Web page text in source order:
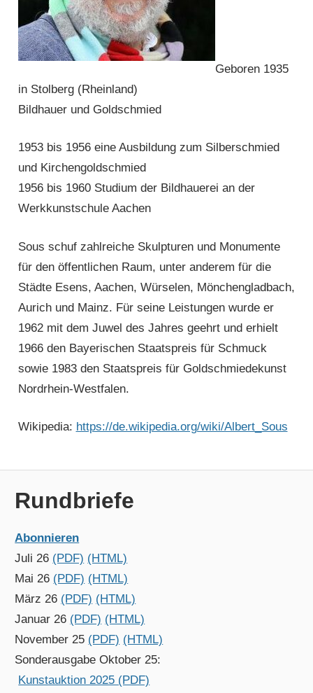
Geboren 1935
in Stolberg (Rheinland)
Bildhauer und Goldschmied
1953 bis 1956 eine Ausbildung zum Silberschmied
und Kirchengoldschmied
1956 bis 1960 Studium der Bildhauerei an der
Werkkunstschule Aachen
Sous schuf zahlreiche Skulpturen und Monumente
für den öffentlichen Raum, unter anderem für die
Städte Esens, Aachen, Würselen, Mönchengladbach,
Aurich und Mainz. Für seine Leistungen wurde er
1962 mit dem Juwel des Jahres geehrt und erhielt
1966 den Bayerischen Staatspreis für Schmuck
sowie 1983 den Staatspreis für Goldschmiedekunst
Nordrhein-Westfalen.
Wikipedia: https://de.wikipedia.org/wiki/Albert_Sous
Rundbriefe
Abonnieren
Juli 26 (PDF) (HTML)
Mai 26 (PDF) (HTML)
März 26 (PDF) (HTML)
Januar 26 (PDF) (HTML)
November 25 (PDF) (HTML)
Sonderausgabe Oktober 25:
Kunstauktion 2025 (PDF)